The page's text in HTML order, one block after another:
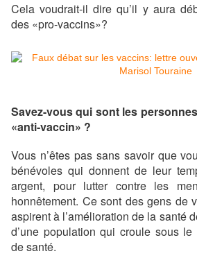
Cela voudrait-il dire qu’il y aura
des «pro-vaccins»?
Savez-vous qui sont les
«anti-vaccin» ?
Vous n’êtes pas sans savoir que
bénévoles qui donnent de leur
argent, pour lutter contre les
honnêtement. Ce sont des gens de
aspirent à l’amélioration de la santé
d’une population qui croule sous
de santé.